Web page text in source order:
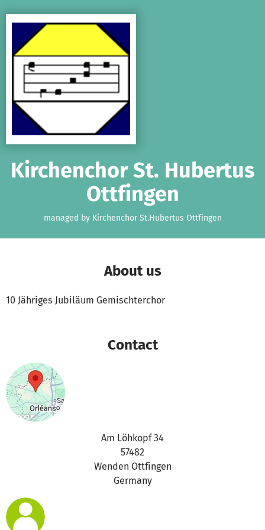
Kirchenchor St. Hubertus
Ottfingen
managed by Kirchenchor St.Hubertus Ottfingen
About us
10 Jähriges Jubiläum Gemischterchor
Contact
Am Löhkopf 34
57482
Wenden Ottfingen
Germany